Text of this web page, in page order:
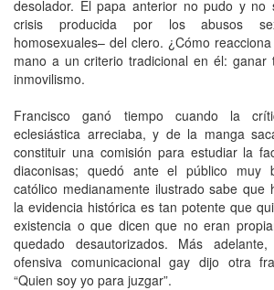
desolador. El papa anterior no pudo y no
crisis producida por los abusos
homosexuales– del clero. ¿Cómo
mano a un criterio tradicional en él: ganar
inmovilismo.
Francisco ganó tiempo cuando la
eclesiástica arreciaba, y de la manga
constituir una comisión para estudiar la
diaconisas; quedó ante el público muy
católico medianamente ilustrado sabe que
la evidencia histórica es tan potente que
existencia o que dicen que no eran
quedado desautorizados. Más
ofensiva comunicacional gay dijo otra
“Quien soy yo para juzgar”.